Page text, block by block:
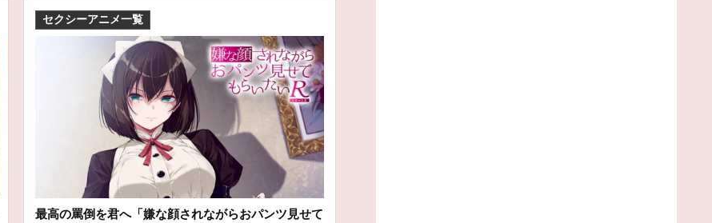
セクシーアニメ一覧
最高の罵倒を君へ「嫌な顔されながらおパンツ見せて